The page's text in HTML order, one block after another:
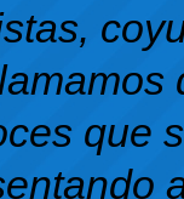
que